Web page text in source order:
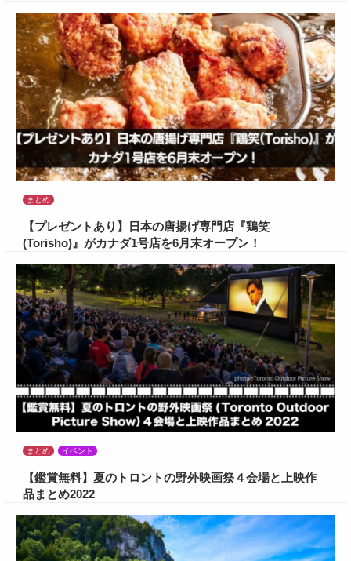
まとめ
【プレゼントあり】日本の唐揚げ専門店『鶏笑
(Torisho)』がカナダ1号店を6月末オープン！
まとめ イベント
【鑑賞無料】夏のトロントの野外映画祭４会場と上映作
品まとめ2022